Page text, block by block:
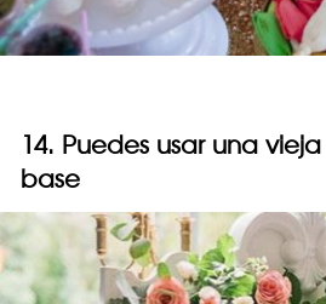
14. Puedes usar una
base